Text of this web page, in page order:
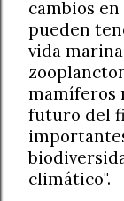
cambios
pueden
vida
mamíferos
futuro del
climático".